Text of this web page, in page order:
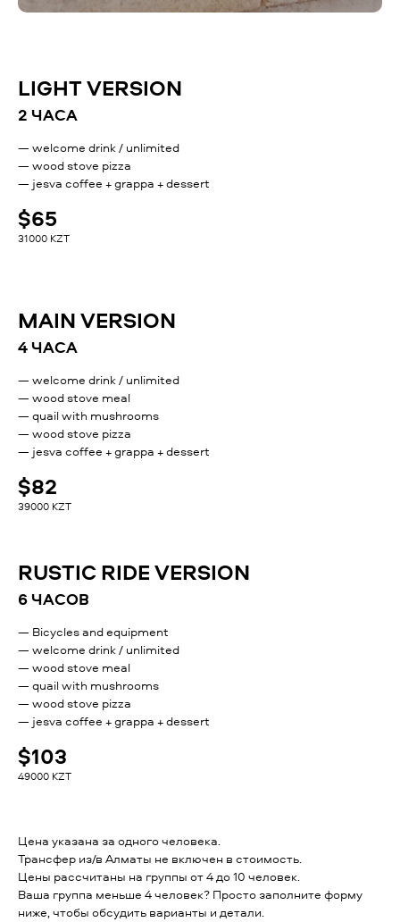
LIGHT VERSION
2 ЧАСА
— welcome drink / unlimited
— wood stove pizza
— jesva coffee + grappa + dessert
$65
31000 KZT
MAIN VERSION
4 ЧАСА
— welcome drink / unlimited
— wood stove meal
— quail with mushrooms
— wood stove pizza
— jesva coffee + grappa + dessert
$82
39000 KZT
RUSTIC RIDE VERSION
6 ЧАСОВ
— Bicycles and equipment
— welcome drink / unlimited
— wood stove meal
— quail with mushrooms
— wood stove pizza
— jesva coffee + grappa + dessert
$103
49000 KZT
Цена указана за одного человека.
Трансфер из/в Алматы не включен в стоимость.
Цены рассчитаны на группы от 4 до 10 человек.
Ваша группа меньше 4 человек? Просто заполните форму
ниже, чтобы обсудить варианты и детали.